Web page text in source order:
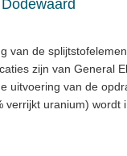
van de
zijn van General
van de
uranium) wordt